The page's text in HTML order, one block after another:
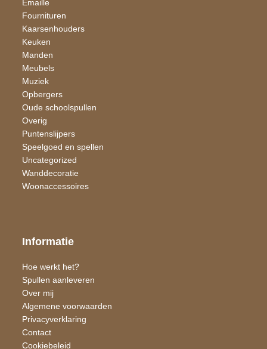
Emaille
Fournituren
Kaarsen​houders
Keuken
Manden
Meubels
Muziek
Opbergers
Oude schoolspullen
Overig
Puntenslijpers
Speelgoed en spellen
Uncategorized
Wand​decoratie
Woon​accessoires
Informatie
Hoe werkt het?
Spullen aanleveren
Over mij
Algemene voorwaarden
Privacyverklaring
Contact
Cookiebeleid